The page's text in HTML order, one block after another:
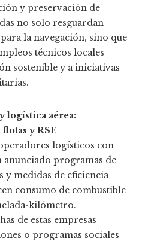
y preservación de
no solo resguardan
la navegación, sino que
técnicos locales
sostenible y a iniciativas
logística aérea:
y RSE
logísticos con
anunciado programas de
y medidas de eficiencia
consumo de combustible
kilómetro.
de estas empresas
o programas sociales